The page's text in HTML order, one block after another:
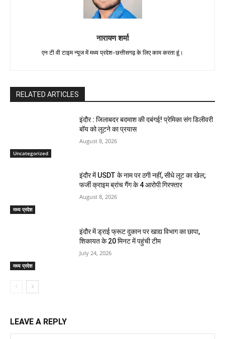
नारायण शर्मा
एन टी वी टाइम न्यूज में मध्य प्रदेश-छत्तीसगढ़ के लिए काम करता हूं।
RELATED ARTICLES
Uncategorized
इंदौर : जिलाबदर बदमाश की दबंगई! प्रेमिका संग डिलीवरी
बॉय को लूटने का प्रयास
August 8, 2026
मध्य प्रदेश
इंदौर में USDT के नाम पर ठगी नहीं, सीधे लूट का खेल;
फर्जी क्राइम ब्रांच गैंग के 4 आरोपी गिरफ्तार
August 8, 2026
मध्य प्रदेश
इंदौर में ड्राई फ्रूट दुकान पर खाद्य विभाग का छापा,
शिकायत के 20 मिनट में पहुंची टीम
July 24, 2026
LEAVE A REPLY